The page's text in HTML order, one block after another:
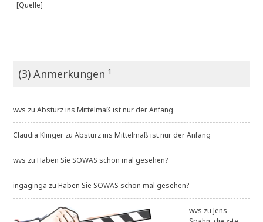
[Quelle]
(3) Anmerkungen ¹
wvs zuAbsturz ins Mittelmaß ist nur der Anfang
Claudia Klinger zuAbsturz ins Mittelmaß ist nur der Anfang
wvs zuHaben Sie SOWAS schon mal gesehen?
ingaginga zuHaben Sie SOWAS schon mal gesehen?
wvs zuJens